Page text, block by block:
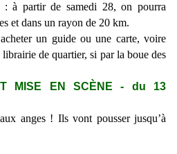
: à partir de samedi 28, on pourra
et dans un rayon de 20 km.
un guide ou une carte, voire
de quartier, si par la boue des
MISE EN SCÈNE - du 13
anges ! Ils vont pousser jusqu’à